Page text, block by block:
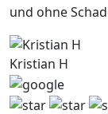
und ohne
Kristian H